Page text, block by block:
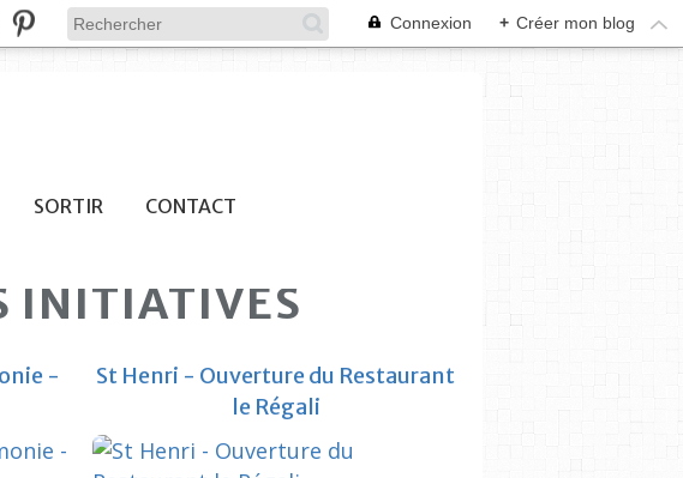
Connexion + Créer mon blog
SORTIR CONTACT
INITIATIVES
-
SYNDICAT DES INITIATIVES
St Henri - Ouverture du Restaurant
le Régali